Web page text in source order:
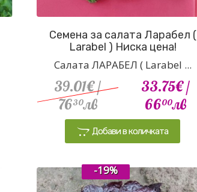
Семена за салата Ларабел (
Larabel ) Ниска цена!
Салата ЛАРАБЕЛ ( Larabel ...
39.01€/
7630лв
33.75€/
6600лв
Добави в количката
-19%